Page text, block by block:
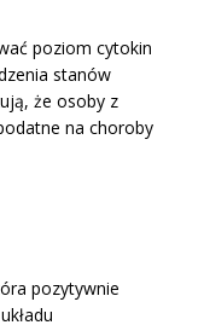
poziom cytokin
stanów
że osoby z
na choroby
pozytywnie